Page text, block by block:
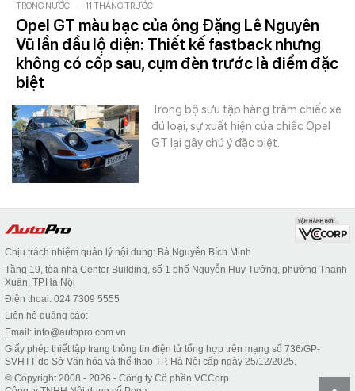
TRONG NƯỚC - 11 THÁNG TRƯỚC
Opel GT màu bạc của ông Đặng Lê Nguyên
Vũ lần đầu lộ diện: Thiết kế fastback nhưng
không có cốp sau, cụm đèn trước là điểm đặc
biệt
Trong bộ sưu tập hàng trăm chiếc xe
đủ loại, sự xuất hiện của chiếc Opel
GT lại gây chú ý đặc biệt.
Chịu trách nhiệm quản lý nội dung: Bà Nguyễn Bích Minh
Tầng 19, tòa nhà Center Building, số 1 phố Nguyễn Huy Tưởng, phường Thanh
Xuân, TP.Hà Nội
Điện thoại: 024 7309 5555
Liên hệ quảng cáo:
Email: info@autopro.com.vn
Giấy phép thiết lập trang thông tin điện tử tổng hợp trên mạng số 736/GP-
SVHTT do Sở Văn hóa và thể thao TP. Hà Nội cấp ngày 25/12/2025.
© Copyright 2008 - 2026 - Công ty Cổ phần VCCorp